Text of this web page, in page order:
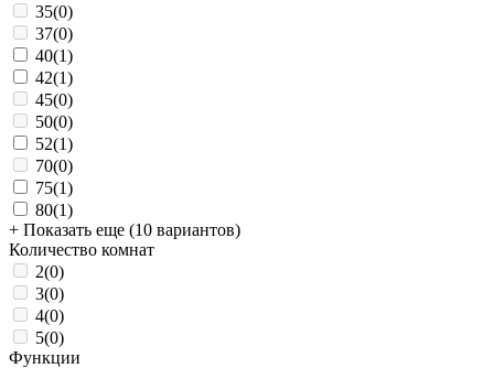
35(0)
37(0)
40(1)
42(1)
45(0)
50(0)
52(1)
70(0)
75(1)
80(1)
+ Показать еще (10 вариантов)
Количество комнат
2(0)
3(0)
4(0)
5(0)
Функции